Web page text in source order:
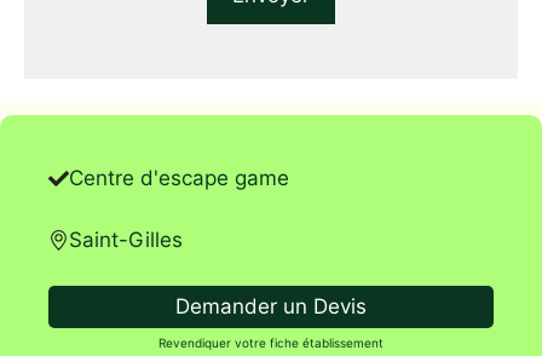
Centre d'escape game
Saint-Gilles
Demander un Devis
Revendiquer votre fiche établissement